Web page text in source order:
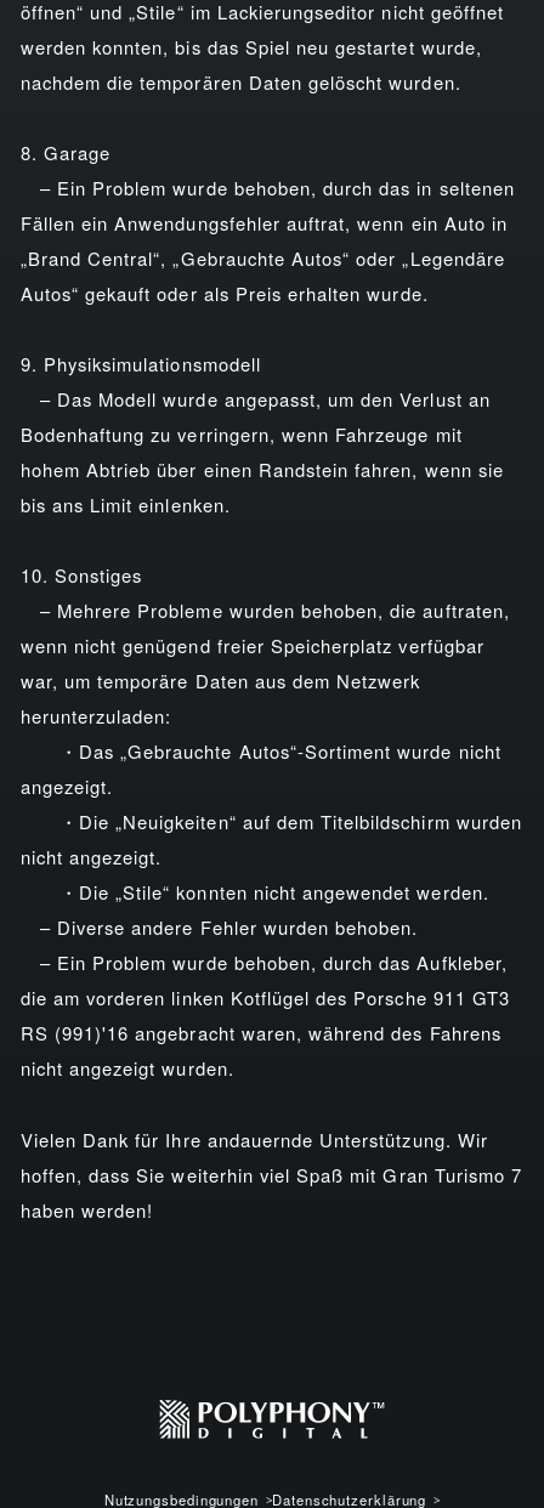
öffnen“ und „Stile“ im Lackierungseditor nicht geöffnet
werden konnten, bis das Spiel neu gestartet wurde,
nachdem die temporären Daten gelöscht wurden.
8. Garage
– Ein Problem wurde behoben, durch das in seltenen
Fällen ein Anwendungsfehler auftrat, wenn ein Auto in
„Brand Central“, „Gebrauchte Autos“ oder „Legendäre
Autos“ gekauft oder als Preis erhalten wurde.
9. Physiksimulationsmodell
– Das Modell wurde angepasst, um den Verlust an
Bodenhaftung zu verringern, wenn Fahrzeuge mit
hohem Abtrieb über einen Randstein fahren, wenn sie
bis ans Limit einlenken.
10. Sonstiges
– Mehrere Probleme wurden behoben, die auftraten,
wenn nicht genügend freier Speicherplatz verfügbar
war, um temporäre Daten aus dem Netzwerk
herunterzuladen:
・Das „Gebrauchte Autos“-Sortiment wurde nicht
angezeigt.
・Die „Neuigkeiten“ auf dem Titelbildschirm wurden
nicht angezeigt.
・Die „Stile“ konnten nicht angewendet werden.
– Diverse andere Fehler wurden behoben.
– Ein Problem wurde behoben, durch das Aufkleber,
die am vorderen linken Kotflügel des Porsche 911 GT3
RS (991)'16 angebracht waren, während des Fahrens
nicht angezeigt wurden.
Vielen Dank für Ihre andauernde Unterstützung. Wir
hoffen, dass Sie weiterhin viel Spaß mit Gran Turismo 7
haben werden!
Nutzungsbedingungen Datenschutzerklärung